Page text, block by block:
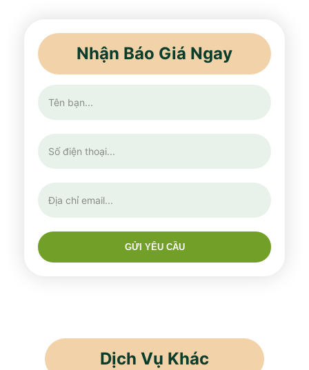
Nhận Báo Giá Ngay
GỬI YÊU CẦU
Dịch Vụ Khác